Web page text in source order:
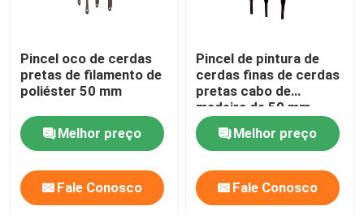
Pincel oco de cerdas
pretas de filamento de
poliéster 50 mm
Melhor preço
Fale Conosco
Pincel de pintura de
cerdas finas de cerdas
pretas cabo de
madeira de 50 mm
Melhor preço
Fale Conosco